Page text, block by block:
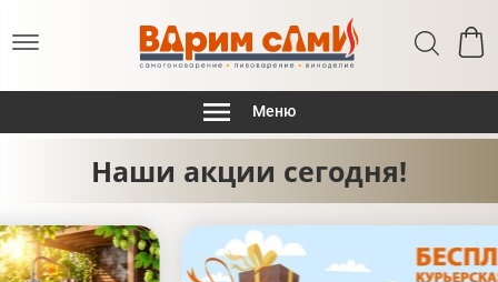
Меню
Наши акции сегодня!